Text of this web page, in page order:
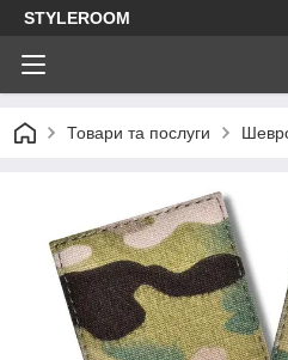
STYLEROOM
Товари та послуги